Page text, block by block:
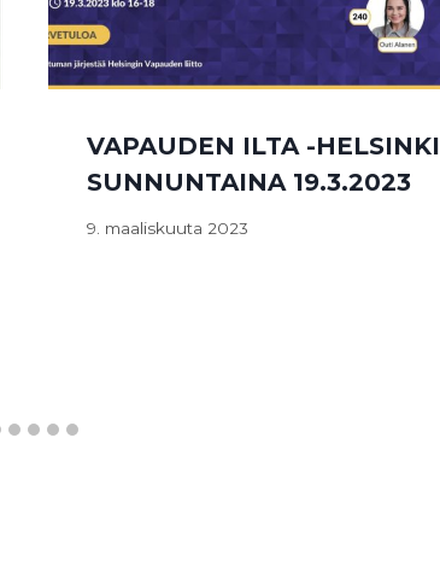
VAPAUDEN ILTA -HELSINKI
SUNNUNTAINA 19.3.2023
9. maaliskuuta 2023